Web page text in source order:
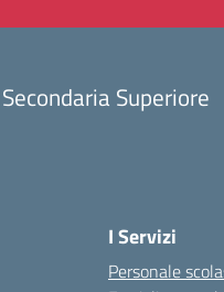
Superiore
I Servizi
Personale